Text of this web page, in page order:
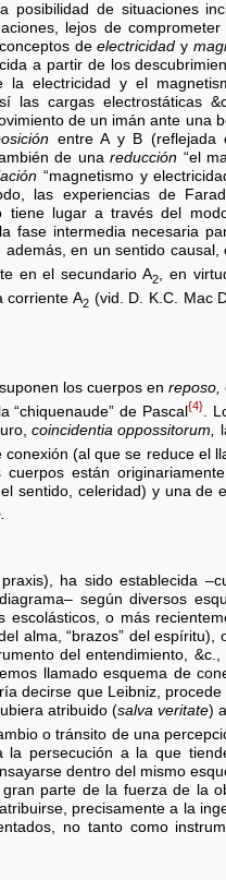
posibilidad de situaciones
lejos de
deelectricidady
a partir de los
electricidad y el
las cargas electrostáticas
de un imán ante una
entre A y B (reflejada
de unareducción “el
“magnetismo y
las experiencias de
tiene lugar a través del
fase intermedia necesaria
en un sentido causal,
en el secundario A2
, en
corriente A2 (vid. D. K.C. Mac
los cuerpos en reposo,
de Pascal {4}.
coincidentia oppossitorum,
(al que se reduce el
cuerpos están
sentido, celeridad) y una de
ha sido establecida
según diversos
escolásticos, o más
alma, “brazos” del espíritu),
del entendimiento,
llamado esquema de
decirse que Leibniz, procede
atribuido (salva veritate)
o tránsito de una
la persecución a la que
dentro del mismo
parte de la fuerza de la
precisamente a la
no tanto como